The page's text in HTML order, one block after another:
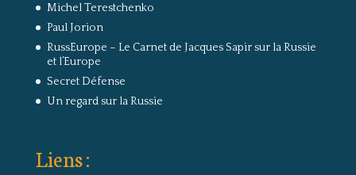
Michel Terestchenko
Paul Jorion
RussEurope – Le Carnet de Jacques Sapir sur la Russie
et l’Europe
Secret Défense
Un regard sur la Russie
Liens :